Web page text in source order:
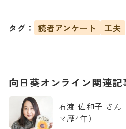
タグ： 読者アンケート 工夫
向日葵オンライン関連記
石渡 佐和子 さ
マ歴4年）